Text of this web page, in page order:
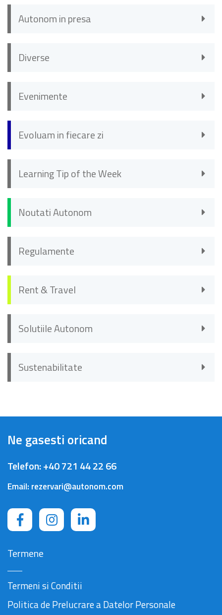
Autonom in presa
Diverse
Evenimente
Evoluam in fiecare zi
Learning Tip of the Week
Noutati Autonom
Regulamente
Rent & Travel
Solutiile Autonom
Sustenabilitate
Ne gasesti oricand
Telefon:+40 721 44 22 66
Email: rezervari@autonom.com
Termene
Termeni si Conditii
Politica de Prelucrare a Datelor Personale